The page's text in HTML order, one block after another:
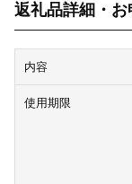
返礼品詳細・
内容
使用期限